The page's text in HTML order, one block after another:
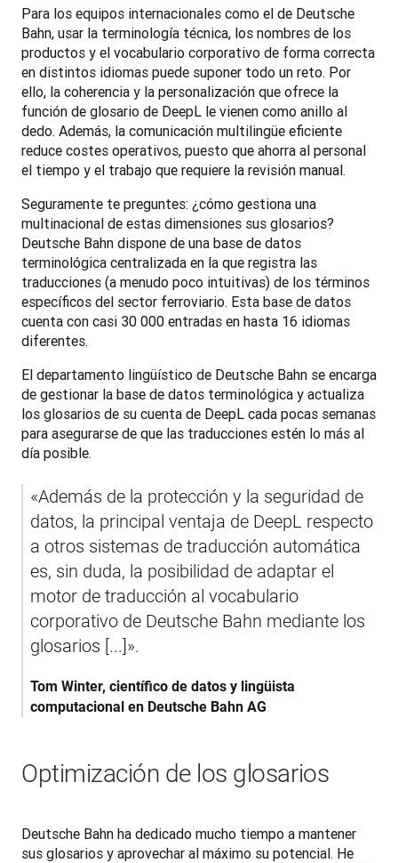
Para los equipos internacionales como el de Deutsche
Bahn, usar la terminología técnica, los nombres de los
productos y el vocabulario corporativo de forma correcta
en distintos idiomas puede suponer todo un reto. Por
ello, la coherencia y la personalización que ofrece la
función de glosario de DeepL le vienen como anillo al
dedo. Además, la comunicación multilingüe eficiente
reduce costes operativos, puesto que ahorra al personal
el tiempo y el trabajo que requiere la revisión manual.
Seguramente te preguntes: ¿cómo gestiona una
multinacional de estas dimensiones sus glosarios?
Deutsche Bahn dispone de una base de datos
terminológica centralizada en la que registra las
traducciones (a menudo poco intuitivas) de los términos
específicos del sector ferroviario. Esta base de datos
cuenta con casi 30 000 entradas en hasta 16 idiomas
diferentes.
El departamento lingüístico de Deutsche Bahn se encarga
de gestionar la base de datos terminológica y actualiza
los glosarios de su cuenta de DeepL cada pocas semanas
para asegurarse de que las traducciones estén lo más al
día posible.
«Además de la protección y la seguridad de
datos, la principal ventaja de DeepL respecto
a otros sistemas de traducción automática
es, sin duda, la posibilidad de adaptar el
motor de traducción al vocabulario
corporativo de Deutsche Bahn mediante los
glosarios [...]».
Tom Winter, científico de datos y lingüista
computacional en Deutsche Bahn AG
Optimización de los glosarios
Deutsche Bahn ha dedicado mucho tiempo a mantener
sus glosarios y aprovechar al máximo su potencial. He